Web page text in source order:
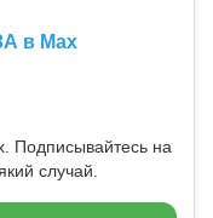
в Max
Подписывайтесь на
случай.